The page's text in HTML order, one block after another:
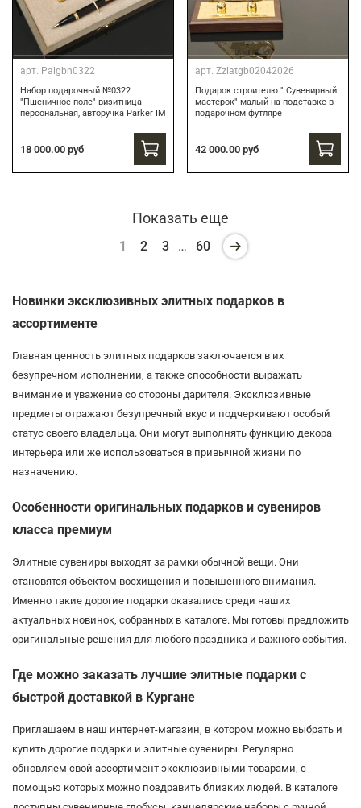
арт. Palgbn0322
Набор подарочный №0322
"Пшеничное поле" визитница
персональная, авторучка Parker IM
18 000.00 руб
арт. Zzlatgb02042026
Подарок строителю " Сувенирный
мастерок" малый на подставке в
подарочном футляре
42 000.00 руб
Показать еще
1 2 3 … 60
Новинки эксклюзивных элитных подарков в
ассортименте
Главная ценность элитных подарков заключается в их
безупречном исполнении, а также способности выражать
внимание и уважение со стороны дарителя. Эксклюзивные
предметы отражают безупречный вкус и подчеркивают особый
статус своего владельца. Они могут выполнять функцию декора
интерьера или же использоваться в привычной жизни по
назначению.
Особенности оригинальных подарков и сувениров
класса премиум
Элитные сувениры выходят за рамки обычной вещи. Они
становятся объектом восхищения и повышенного внимания.
Именно такие дорогие подарки оказались среди наших
актуальных новинок, собранных в каталоге. Мы готовы предложить
оригинальные решения для любого праздника и важного события.
Где можно заказать лучшие элитные подарки с
быстрой доставкой в Кургане
Приглашаем в наш интернет-магазин, в котором можно выбрать и
купить дорогие подарки и элитные сувениры. Регулярно
обновляем свой ассортимент эксклюзивными товарами, с
помощью которых можно поздравить близких людей. В каталоге